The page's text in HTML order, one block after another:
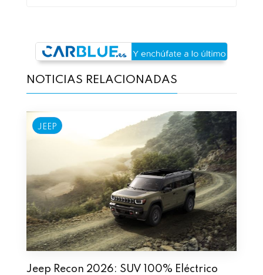
NOTICIAS RELACIONADAS
JEEP
Jeep Recon 2026: SUV 100% Eléctrico